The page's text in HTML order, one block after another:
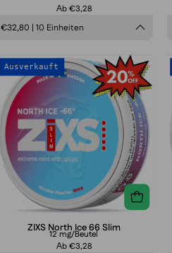
Аb €3,28
€32,80 | 10 Einheiten
ZIXS
North
66
Slim
Ausverkauft
ZIXS North Ice 66 Slim
12 mg/Beutel
Аb €3,28